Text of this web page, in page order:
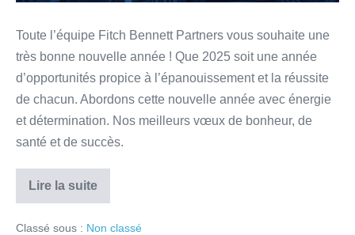
Toute l’équipe Fitch Bennett Partners vous souhaite une
très bonne nouvelle année ! Que 2025 soit une année
d’opportunités propice à l’épanouissement et la réussite
de chacun. Abordons cette nouvelle année avec énergie
et détermination. Nos meilleurs vœux de bonheur, de
santé et de succès.
Lire la suite
Classé sous : Non classé